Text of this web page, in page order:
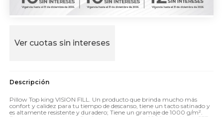
Ver cuotas sin intereses
Pillow Top king VISION FILL. Un producto que brinda mucho más
confort y calidez para tu tiempo de descanso, tiene un tacto satinado y
es altamente resistente y duradero; Tiene un gramaje de 1000 g/m².